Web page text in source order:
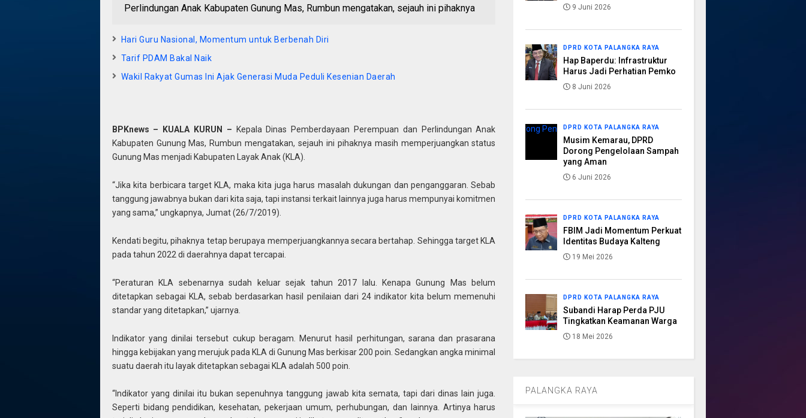
Perlindungan Anak Kabupaten Gunung Mas, Rumbun mengatakan, sejauh ini pihaknya
Hari Guru Nasional, Momentum untuk Berbenah Diri
Tarif PDAM Bakal Naik
Wakil Rakyat Gumas Ini Ajak Generasi Muda Peduli Kesenian Daerah
BPKnews – KUALA KURUN – Kepala Dinas Pemberdayaan Perempuan dan Perlindungan Anak
Kabupaten Gunung Mas, Rumbun mengatakan, sejauh ini pihaknya masih memperjuangkan status
Gunung Mas menjadi Kabupaten Layak Anak (KLA).
“Jika kita berbicara target KLA, maka kita juga harus masalah dukungan dan penganggaran. Sebab
tanggung jawabnya bukan dari kita saja, tapi instansi terkait lainnya juga harus mempunyai komitmen
yang sama,” ungkapnya, Jumat (26/7/2019).
Kendati begitu, pihaknya tetap berupaya memperjuangkannya secara bertahap. Sehingga target KLA
pada tahun 2022 di daerahnya dapat tercapai.
“Peraturan KLA sebenarnya sudah keluar sejak tahun 2017 lalu. Kenapa Gunung Mas belum
ditetapkan sebagai KLA, sebab berdasarkan hasil penilaian dari 24 indikator kita belum memenuhi
standar yang ditetapkan,” ujarnya.
Indikator yang dinilai tersebut cukup beragam. Menurut hasil perhitungan, sarana dan prasarana
hingga kebijakan yang merujuk pada KLA di Gunung Mas berkisar 200 poin. Sedangkan angka minimal
suatu daerah itu layak ditetapkan sebagai KLA adalah 500 poin.
“Indikator yang dinilai itu bukan sepenuhnya tanggung jawab kita semata, tapi dari dinas lain juga.
Seperti bidang pendidikan, kesehatan, pekerjaan umum, perhubungan, dan lainnya. Artinya harus
9 Juni 2026
DPRD KOTA PALANGKA RAYA
Hap Baperdu: Infrastruktur
Harus Jadi Perhatian Pemko
8 Juni 2026
DPRD KOTA PALANGKA RAYA
Musim Kemarau, DPRD
Dorong Pengelolaan Sampah
yang Aman
6 Juni 2026
DPRD KOTA PALANGKA RAYA
FBIM Jadi Momentum Perkuat
Identitas Budaya Kalteng
19 Mei 2026
DPRD KOTA PALANGKA RAYA
Subandi Harap Perda PJU
Tingkatkan Keamanan Warga
18 Mei 2026
PALANGKA RAYA